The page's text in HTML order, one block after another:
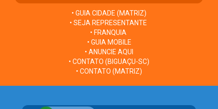
• GUIA CIDADE (MATRIZ)
• SEJA REPRESENTANTE
• FRANQUIA
• GUIA MOBILE
• ANUNCIE AQUI
• CONTATO (BIGUAÇU-SC)
• CONTATO (MATRIZ)